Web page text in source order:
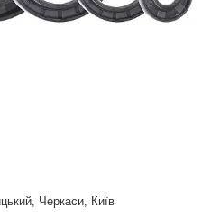
Черкаси, Київ